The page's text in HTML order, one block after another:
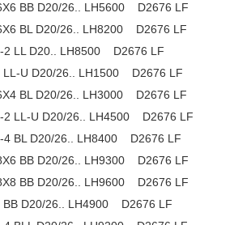
BB D20/26.. LH5600 D2676 LF
BL D20/26.. LH8200 D2676 LF
2 LL D20.. LH8500 D2676 LF
LL-U D20/26.. LH1500 D2676 LF
BL D20/26.. LH3000 D2676 LF
2 LL-U D20/26.. LH4500 D2676 LF
4 BL D20/26.. LH8400 D2676 LF
BB D20/26.. LH9300 D2676 LF
BB D20/26.. LH9600 D2676 LF
BB D20/26.. LH4900 D2676 LF